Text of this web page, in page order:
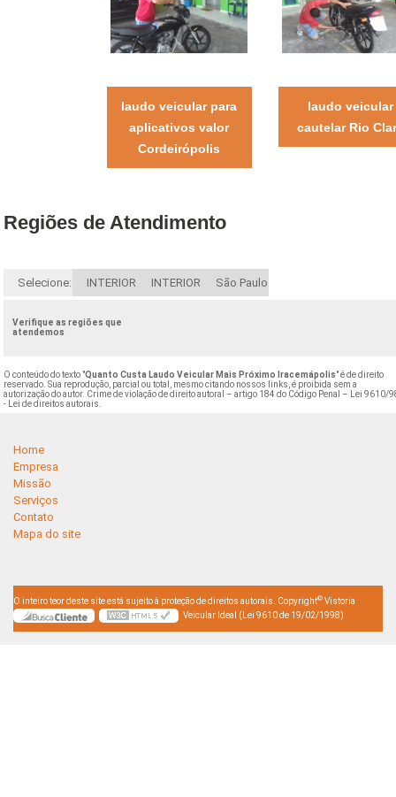
laudo veicular para
aplicativos valor
Cordeirópolis
laudo veicular
cautelar Rio
Regiões de Atendimento
Selecione: INTERIOR INTERIOR São Paulo
Verifique as regiões que
atendemos
O conteúdo do texto "Quanto Custa Laudo Veicular Mais Próximo Iracemápolis" é de direito
reservado. Sua reprodução, parcial ou total, mesmo citando nossos links, é proibida sem a
autorização do autor. Crime de violação de direito autoral – artigo 184 do Código Penal –
Lei 9610/
- Lei de direitos autorais
Home
Empresa
Missão
Serviços
Contato
Mapa do site
O inteiro teor deste site está sujeito à proteção de direitos autorais. Copyright© Vistoria
Veicular Ideal (Lei 9610 de 19/02/1998)